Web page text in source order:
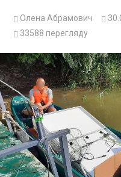
Олена Абрамович
33588 перегляду